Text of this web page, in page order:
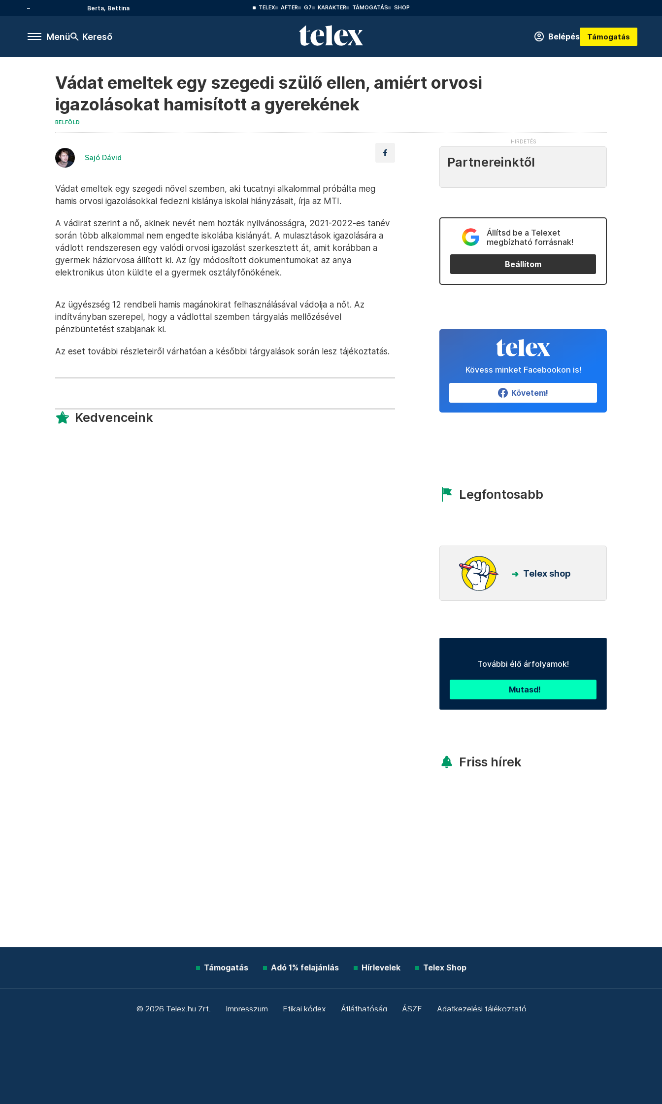
Berta, Bettina TELEX AFTER G7 KARAKTER TÁMOGATÁS SHOP
Menü Kereső Belépés Támogatás
Vádat emeltek egy szegedi szülő ellen, amiért orvosi
igazolásokat hamisított a gyerekének
BELFÖLD
Sajó Dávid
Vádat emeltek egy szegedi nővel szemben, aki tucatnyi alkalommal próbálta meg
hamis orvosi igazolásokkal fedezni kislánya iskolai hiányzásait, írja az MTI.
A vádirat szerint a nő, akinek nevét nem hozták nyilvánosságra, 2021-2022-es tanév
során több alkalommal nem engedte iskolába kislányát. A mulasztások igazolására a
vádlott rendszeresen egy valódi orvosi igazolást szerkesztett át, amit korábban a
gyermek háziorvosa állított ki. Az így módosított dokumentumokat az anya
elektronikus úton küldte el a gyermek osztályfőnökének.
Az ügyészség 12 rendbeli hamis magánokirat felhasználásával vádolja a nőt. Az
indítványban szerepel, hogy a vádlottal szemben tárgyalás mellőzésével
pénzbüntetést szabjanak ki.
Az eset további részleteiről várhatóan a későbbi tárgyalások során lesz tájékoztatás.
Kedvenceink
Partnereinktől
Állítsd be a Telexet
megbízható forrásnak!
Beállítom
Kövess minket Facebookon is!
Követem!
Legfontosabb
Telex shop
További élő árfolyamok!
Mutasd!
Friss hírek
Támogatás Adó 1% felajánlás Hírlevelek Telex Shop
© 2026 Telex.hu Zrt. Impresszum Etikai kódex Átláthatóság ÁSZF Adatkezelési tájékoztató